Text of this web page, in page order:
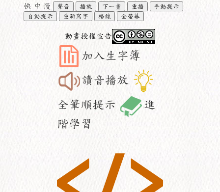
快 中 慢 聲音 播放 下一畫 重播
手動提示
自動提示
重新寫字 格線 全螢幕
動畫授權宣告
加入生字簿
讀音播放
全筆順提示
進
階學習